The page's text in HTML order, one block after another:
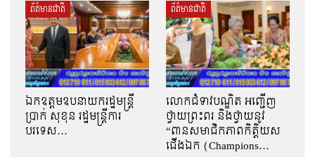
ព័ត៌មានជាតិ
ឯកឧត្តមឧបនាយករដ្ឋមន្រ្តី
ប្រាក់ សុខុន រដ្ឋមន្រ្តីការ
បរទេស…
ព័ត៌មានជាតិ
លោកជំទាវបណ្ឌិត អញ្ជើញ
ថ្វាយព្រះពរ និងថ្វាយនូវ
“ពានសមាជិកភាពកិត្តិយស
ជើងឯក (Champions…